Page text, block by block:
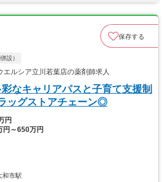
保存する
設）
ルシア立川若葉店の薬剤師求人
彩なキャリアパスと子育て支援制
ッグストアチェーン◎
円
円～650万円
和市駅